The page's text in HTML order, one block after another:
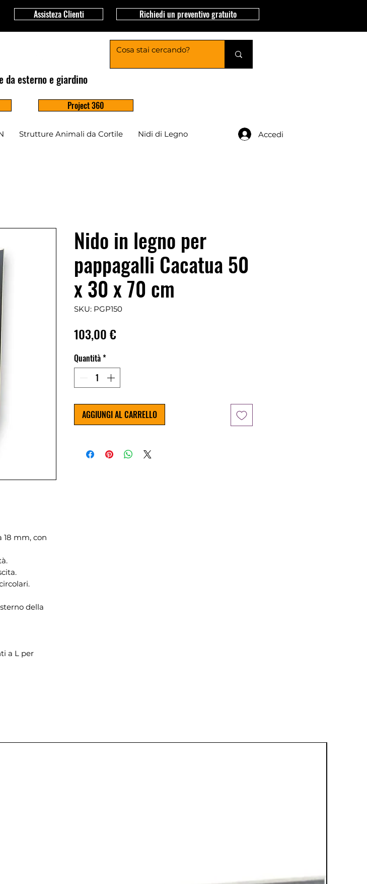
Assisteza Clienti Richiedi un preventivo gratuito
da esterno e giardino
Project 360
Strutture Animali da Cortile Nidi di Legno Accedi
mm, con
della
a L per
Nido in legno per
pappagalli Cacatua 50
x 30 x 70 cm
SKU: PGP150
103,00 €
Quantità*
AGGIUNGI AL CARRELLO